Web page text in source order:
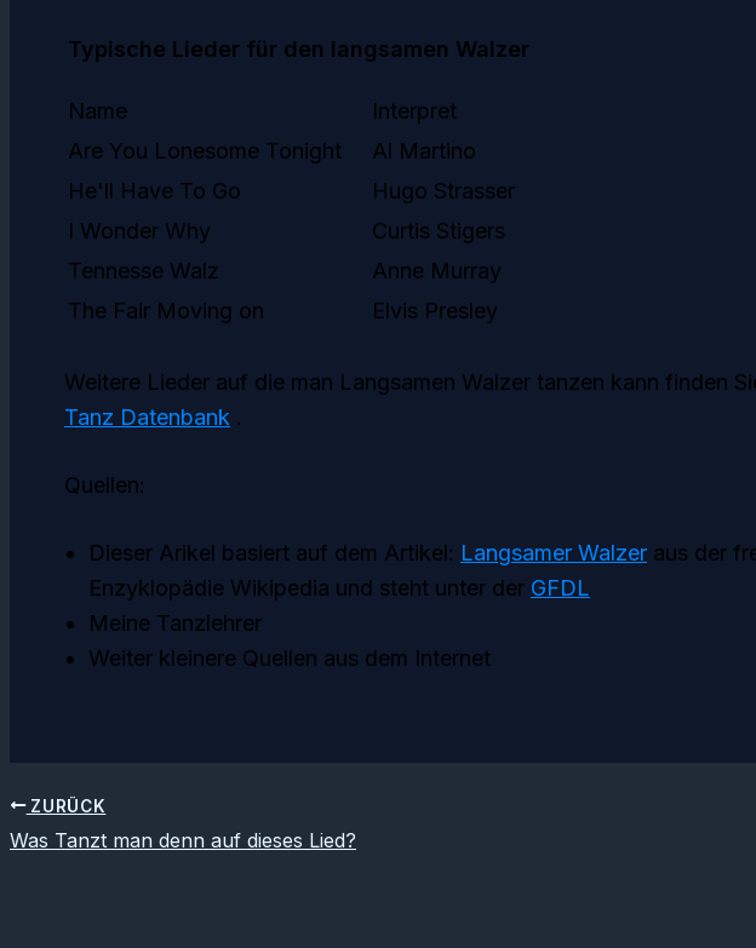
Typische Lieder für den langsamen Walzer
Name
Interpret
Are You Lonesome Tonight
Al Martino
He'll Have To Go
Hugo Strasser
I Wonder Why
Curtis Stigers
Tennesse Walz
Anne Murray
The Fair Moving on
Elvis Presley
Weitere Lieder auf die man Langsamen Walzer tanzen kann finden
Tanz Datenbank .
Quellen:
Dieser Arikel basiert auf dem Artikel: Langsamer Walzer aus der
Enzyklopädie Wikipedia und steht unter der GFDL
Meine Tanzlehrer
Weiter kleinere Quellen aus dem Internet
ZURÜCK
Was Tanzt man denn auf dieses Lied?